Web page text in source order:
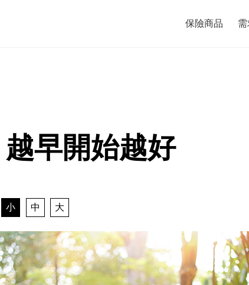
保險商品
早開始越好
小 中 大